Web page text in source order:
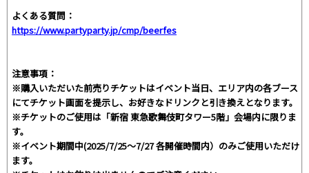
よくある質問：
https://www.partyparty.jp/cmp/beerfes
注意事項：
※購入いただいた前売りチケットはイベント当日、エリア内の各ブース
にてチケット画面を提示し、お好きなドリンクと引き換えとなります。
※チケットのご使用は「新宿 東急歌舞伎町タワー5階」会場内に限りま
す。
※イベント期間中(2025/7/25～7/27 各開催時間内）のみご使用いただけ
ます。